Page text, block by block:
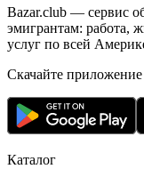
Bazar.club — сервис
эмигрантам: работа,
услуг по всей
Скачайте приложение
Каталог